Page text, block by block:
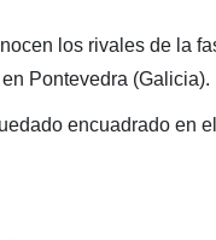
los rivales de la
Pontevedra (Galicia).
encuadrado en